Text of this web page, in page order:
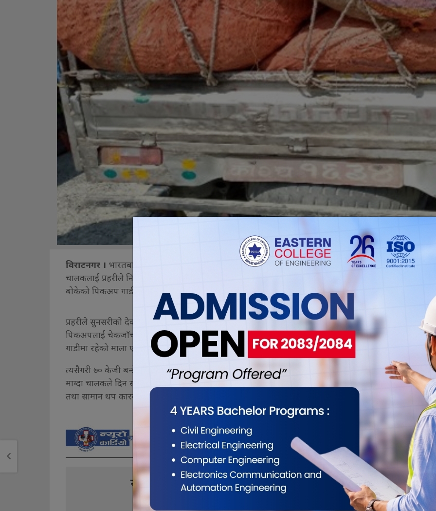
विराटनगर । भारतबाट अवैध भित्र्याउँदै गरेको सात हजार फूलको माला बोकेको पिकअप गाडीसहित
चालकलाई प्रहरीले नियन्त्रणमा लिइएको छ । भारतमा फर्मालिन प्रयोग गरिएका सयपत्री फूलका माला
बोकेको पिकअप गाडीलाई विराटनगर बरगाछीबाट प्रहरीले नियन्त्रणमा लिएको हो ।
प्रहरीले सुनसरीको देवानगञ्ज गाउँपालिका २ का सतनारायण यादव चालक रहेको को २ च १६३४ नम्बरको
पिकअपलाई चेकजाँच गर्ने क्रममा तिहारलाई लक्षित गरेर भित्र्याइएको फूलको माला फेला पारेको थियो ।
गाडीमा रहेको माला एकलाख २० हजार मूल्य बराबरको रहेको थियो ।
त्यसैगरी ७० केजी बन्डेड तार समेत गाडीमा फेला पारेर त्यसको भन्सार बुझाएको बिल तथा अन्य कागजात
माग्दा चालकले दिन सकेका थिएनन् । मोरङ प्रहरीका प्रवक्ता कोपिला चुँडालले नियन्त्रणमा लिइएको गाडी
तथा सामान थप कारवाहीका लागि भन्सार कार्यालयमा बुझाइएको छ ।
यो खबर पढेर तपाईलाई कस्तो महसुस भयो ?